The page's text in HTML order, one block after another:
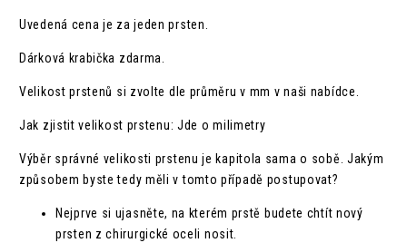
Uvedená cena je za jeden prsten.
Dárková krabička zdarma.
Velikost prstenů si zvolte dle průměru v mm v naši nabídce.
Jak zjistit velikost prstenu: Jde o milimetry
Výběr správné velikosti prstenu je kapitola sama o sobě. Jakým
způsobem byste tedy měli v tomto případě postupovat?
Nejprve si ujasněte, na kterém prstě budete chtít nový
prsten z chirurgické oceli nosit.